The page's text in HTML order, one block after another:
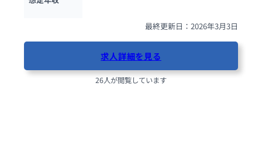
最終更新日：2026年3月3日
求人詳細を見る
26人が閲覧しています